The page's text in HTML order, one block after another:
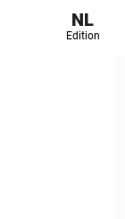
NL
Edition